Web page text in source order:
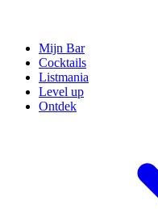
Mijn Bar
Cocktails
Listmania
Level up
Ontdek